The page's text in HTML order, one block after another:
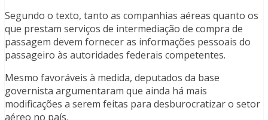
Segundo o texto, tanto as companhias aéreas quanto os
que prestam serviços de intermediação de compra de
passagem devem fornecer as informações pessoais do
passageiro às autoridades federais competentes.
Mesmo favoráveis à medida, deputados da base
governista argumentaram que ainda há mais
modificações a serem feitas para desburocratizar o setor
aéreo no país.